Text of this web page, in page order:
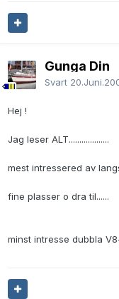
Gunga Din
Svart
Hej !
Jag leser ALT...................
mest intressered av
fine plasser o dra til......
minst intresse dubbla